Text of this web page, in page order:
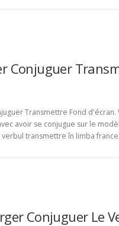
Conjuguer
Transmettre Fond
avoir se conjugue sur le
transmettre în limba
Conjuguer Le